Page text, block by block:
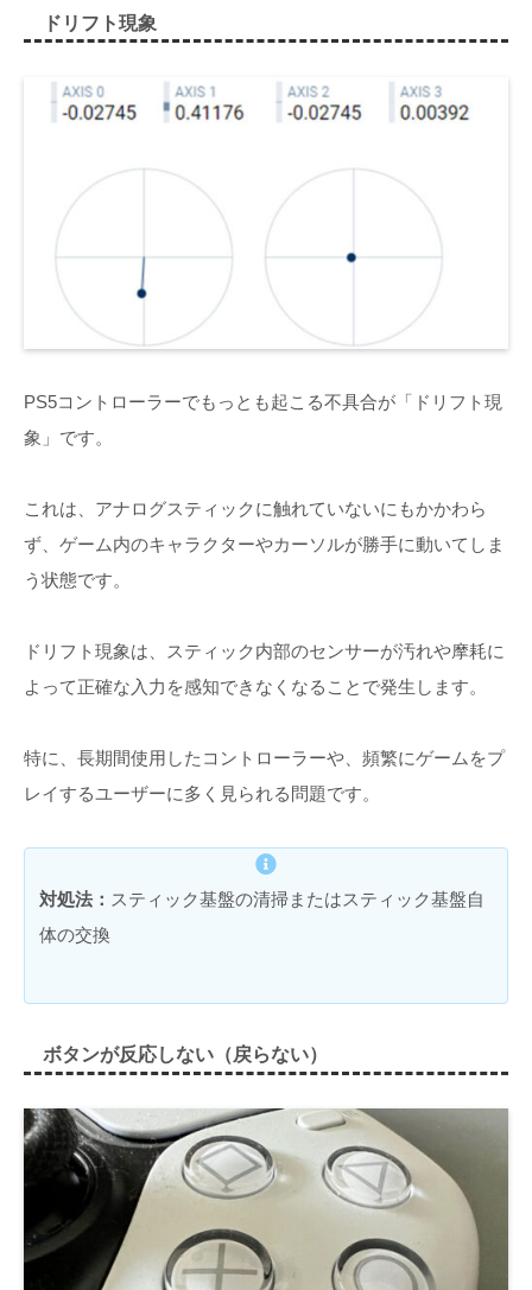
ドリフト現象
PS5コントローラーでもっとも起こる不具合が「ドリフト現
象」です。
これは、アナログスティックに触れていないにもかかわら
ず、ゲーム内のキャラクターやカーソルが勝手に動いてしま
う状態です。
ドリフト現象は、スティック内部のセンサーが汚れや摩耗に
よって正確な入力を感知できなくなることで発生します。
特に、長期間使用したコントローラーや、頻繁にゲームをプ
レイするユーザーに多く見られる問題です。
対処法： スティック基盤の清掃またはスティック基盤自
体の交換
ボタンが反応しない（戻らない）